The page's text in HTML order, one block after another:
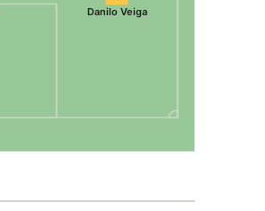
Danilo Veiga